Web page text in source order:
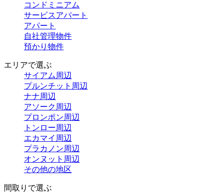
コンドミニアム
サービスアパート
アパート
自社管理物件
預かり物件
エリアで選ぶ
サイアム周辺
プルンチット周辺
ナナ周辺
アソーク周辺
プロンポン周辺
トンロー周辺
エカマイ周辺
プラカノン周辺
オンヌット周辺
その他の地区
間取りで選ぶ